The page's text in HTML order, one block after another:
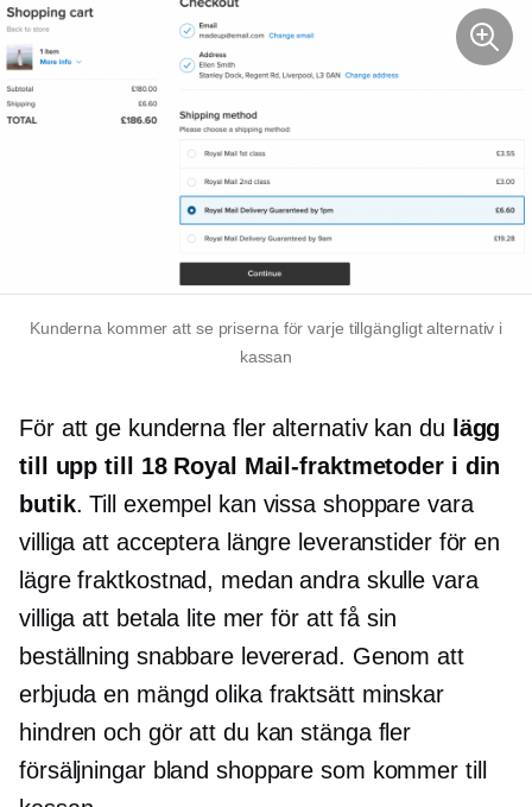
Kunderna kommer att se priserna för varje tillgängligt alternativ i
kassan
För att ge kunderna fler alternativ kan du lägg
till upp till 18 Royal Mail-fraktmetoder i din
butik. Till exempel kan vissa shoppare vara
villiga att acceptera längre leveranstider för en
lägre fraktkostnad, medan andra skulle vara
villiga att betala lite mer för att få sin
beställning snabbare levererad. Genom att
erbjuda en mängd olika fraktsätt minskar
hindren och gör att du kan stänga fler
försäljningar bland shoppare som kommer till